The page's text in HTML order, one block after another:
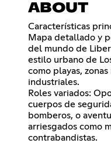
ABOUT
Características
Mapa detallado y
del mundo de
estilo urbano de
como playas,
industriales.
Roles variados:
cuerpos de
bomberos, o
arriesgados como
contrabandistas.